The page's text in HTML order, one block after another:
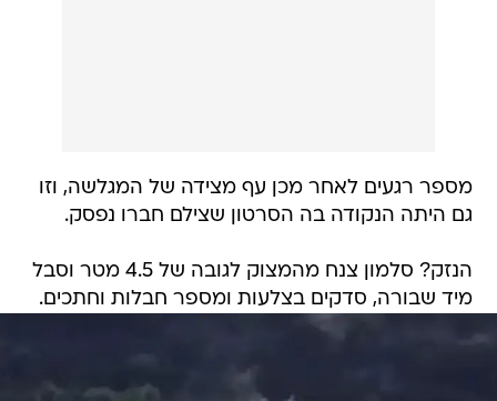
מספר רגעים לאחר מכן עף מצידה של המגלשה, וזו
גם היתה הנקודה בה הסרטון שצילם חברו נפסק.
הנזק? סלמון צנח מהמצוק לגובה של 4.5 מטר וסבל
מיד שבורה, סדקים בצלעות ומספר חבלות וחתכים.